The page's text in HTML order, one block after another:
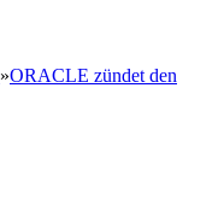
»ORACLE zündet den